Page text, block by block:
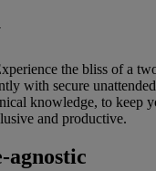
the bliss of a
with secure
knowledge, to keep
and productive.
agnostic